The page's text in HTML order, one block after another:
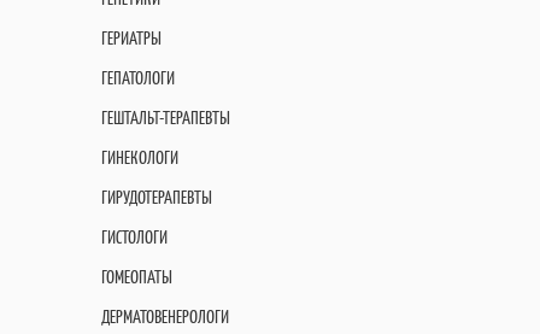
ГЕРИАТРЫ
ГЕПАТОЛОГИ
ГЕШТАЛЬТ-ТЕРАПЕВТЫ
ГИНЕКОЛОГИ
ГИРУДОТЕРАПЕВТЫ
ГИСТОЛОГИ
ГОМЕОПАТЫ
ДЕРМАТОВЕНЕРОЛОГИ